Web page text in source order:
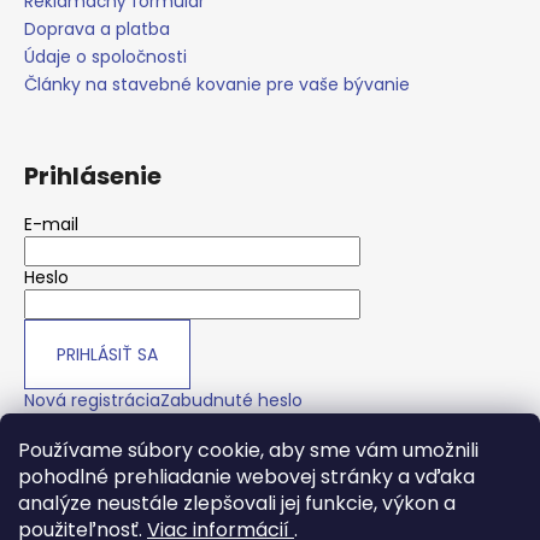
Používame súbory cookie, aby sme vám umožnili
pohodlné prehliadanie webovej stránky a vďaka
analýze neustále zlepšovali jej funkcie, výkon a
použiteľnosť. Viac informácií.
a
m
e
Doprava a platba
Údaje o spoločnosti
Články na stavebné kovanie pre vaše bývanie
Prihlásenie
E-mail
Heslo
PRIHLÁSIŤ SA
Nová registráciaZabudnuté heslo
O nás